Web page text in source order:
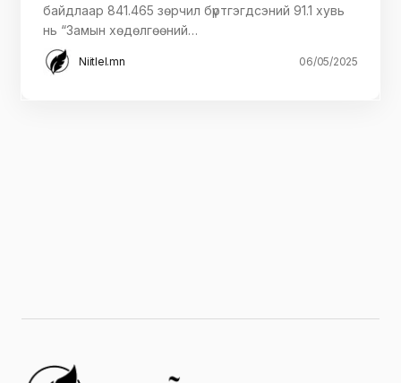
байдлаар 841.465 зөрчил бүртгэгдсэний 91.1 хувь
нь “Замын хөдөлгөөний…
Niitlel.mn 06/05/2025